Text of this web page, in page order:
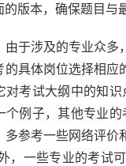
版本，确保题目与
由于涉及的专业众
的具体岗位选择相
对考试大纲中的知
个例子，其他专业
多参考一些网络评
，一些专业的考试